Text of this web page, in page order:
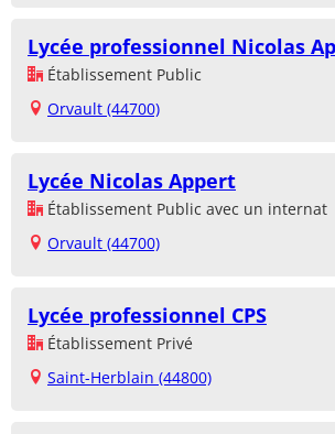
Lycée professionnel Nicolas
Établissement Public
Orvault (44700)
Lycée Nicolas Appert
Établissement Public avec un internat
Orvault (44700)
Lycée professionnel CPS
Établissement Privé
Saint-Herblain (44800)